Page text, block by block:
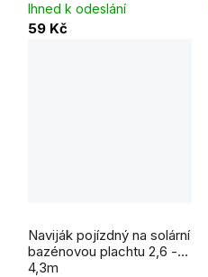
Ihned k odeslání
59 Kč
Naviják pojízdný na solární
bazénovou plachtu 2,6 -
4,3m